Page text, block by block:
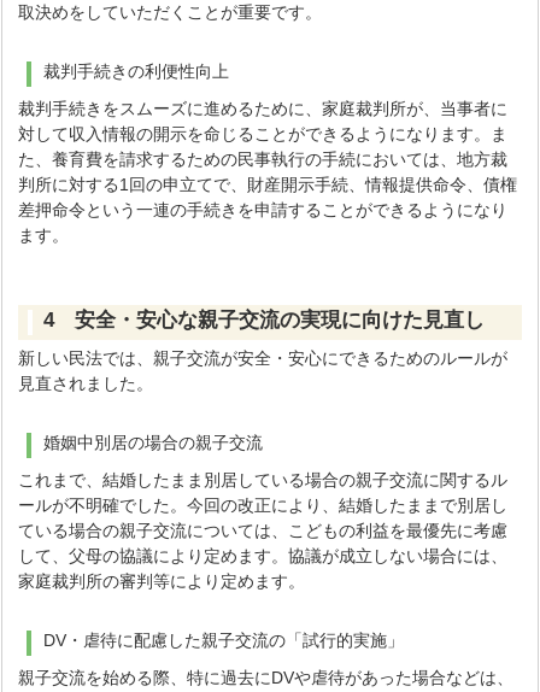
取決めをしていただくことが重要です。
裁判手続きの利便性向上
裁判手続きをスムーズに進めるために、家庭裁判所が、当事者に
対して収入情報の開示を命じることができるようになります。ま
た、養育費を請求するための民事執行の手続においては、地方裁
判所に対する1回の申立てで、財産開示手続、情報提供命令、債権
差押命令という一連の手続きを申請することができるようになり
ます。
4 安全・安心な親子交流の実現に向けた見直し
新しい民法では、親子交流が安全・安心にできるためのルールが
見直されました。
婚姻中別居の場合の親子交流
これまで、結婚したまま別居している場合の親子交流に関するル
ールが不明確でした。今回の改正により、結婚したままで別居し
ている場合の親子交流については、こどもの利益を最優先に考慮
して、父母の協議により定めます。協議が成立しない場合には、
家庭裁判所の審判等により定めます。
DV・虐待に配慮した親子交流の「試行的実施」
親子交流を始める際、特に過去にDVや虐待があった場合などは、